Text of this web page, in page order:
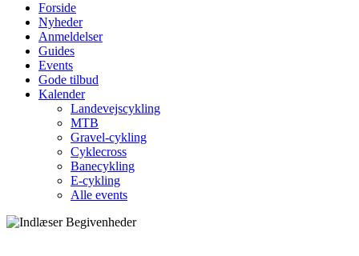
Forside
Nyheder
Anmeldelser
Guides
Events
Gode tilbud
Kalender
Landevejscykling
MTB
Gravel-cykling
Cyklecross
Banecykling
E-cykling
Alle events